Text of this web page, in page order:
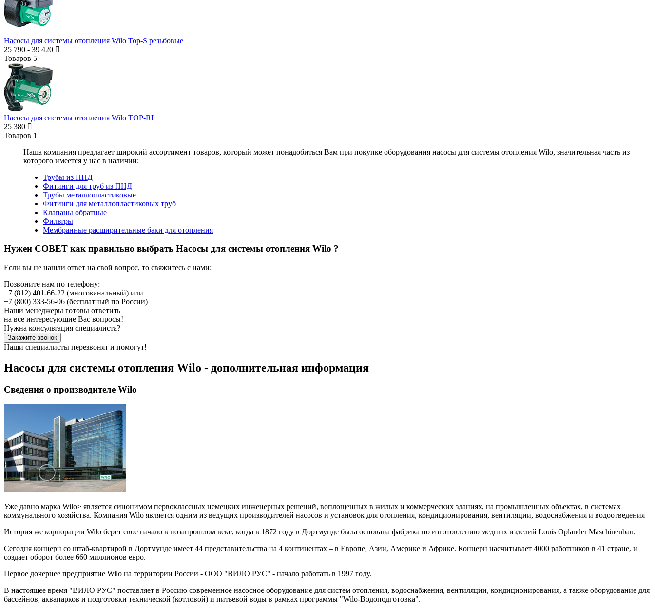
Насосы для системы отопления Wilo Top-S резьбовые
25 790 - 39 420
Товаров 5
Насосы для системы отопления Wilo TOP-RL
25 380
Товаров 1
Наша компания предлагает широкий ассортимент товаров, который может понадобиться Вам при покупке оборудования насосы для системы отопления Wilo, значительная часть из
которого имеется у нас в наличии:
Трубы из ПНД
Фитинги для труб из ПНД
Трубы металлопластиковые
Фитинги для металлопластиковых труб
Клапаны обратные
Фильтры
Мембранные расширительные баки для отопления
Нужен СОВЕТ как правильно выбрать Насосы для системы отопления Wilo ?
Если вы не нашли ответ на свой вопрос, то свяжитесь с нами:
Позвоните нам по телефону:
+7 (812) 401-66-22 (многоканальный) или
+7 (800) 333-56-06 (бесплатный по России)
Наши менеджеры готовы ответить
на все интересующие Вас вопросы!
Нужна консультация специалиста?
Закажите звонок
Наши специалисты перезвонят и помогут!
Насосы для системы отопления Wilo - дополнительная информация
Сведения о производителе Wilo
Уже давно марка Wilo> является синонимом первоклассных немецких инженерных решений, воплощенных в жилых и коммерческих зданиях, на промышленных объектах, в системах
коммунального хозяйства. Компания Wilo является одним из ведущих производителей насосов и установок для отопления, кондиционирования, вентиляции, водоснабжения и водоотведения
История же корпорации Wilo берет свое начало в позапрошлом веке, когда в 1872 году в Дортмунде была основана фабрика по изготовлению медных изделий Louis Oplander Maschinenbau.
Сегодня концерн со штаб-квартирой в Дортмунде имеет 44 представительства на 4 континентах – в Европе, Азии, Америке и Африке. Концерн насчитывает 4000 работников в 41 стране, и
создает оборот более 660 миллионов евро.
Первое дочернее предприятие Wilo на территории России - ООО "ВИЛО РУС" - начало работать в 1997 году.
В настоящее время "ВИЛО РУС" поставляет в Россию современное насосное оборудование для систем отопления, водоснабжения, вентиляции, кондиционирования, а также оборудование для
бассейнов, аквапарков и подготовки технической (котловой) и питьевой воды в рамках программы "Wilo-Водоподготовка".